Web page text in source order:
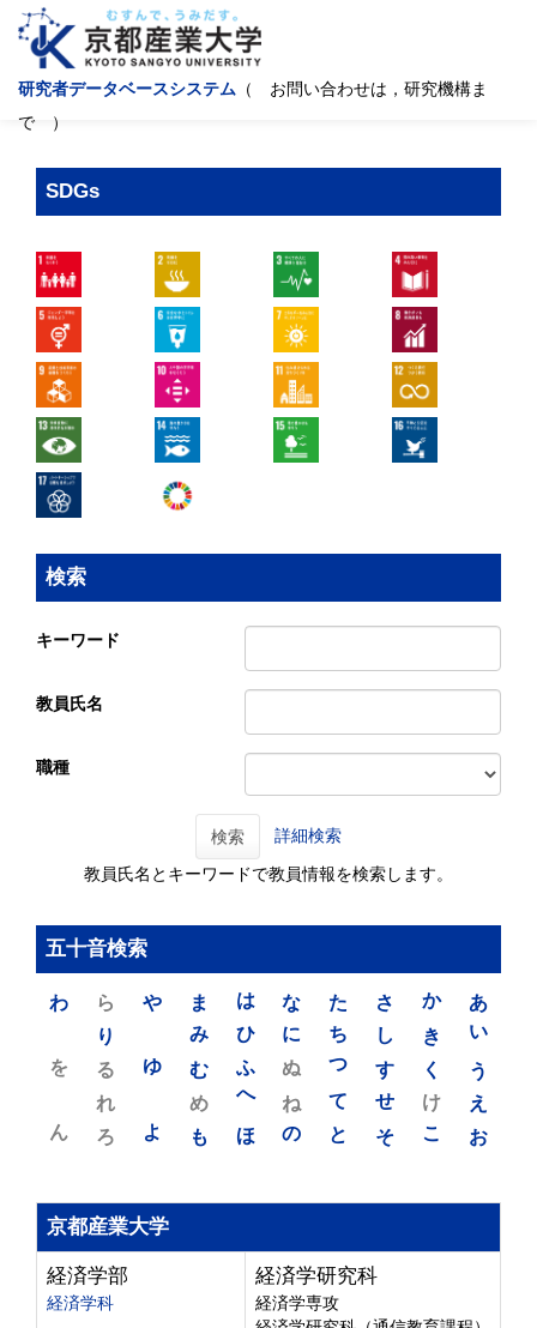
研究者データベースシステム （ お問い合わせは，研究機構ま
で ）
SDGs
検索
キーワード
教員氏名
職種
検索 詳細検索
教員氏名とキーワードで教員情報を検索します。
五十音検索
あ
い
う
え
お
か
き
く
け
こ
さ
し
す
せ
そ
た
ち
つ
て
と
な
に
ぬ
ね
の
は
ひ
ふ
へ
ほ
ま
み
む
め
も
や
ゆ
よ
ら
り
る
れ
ろ
わ
を
ん
京都産業大学
経済学部
経済学科
経済学研究科
経済学専攻